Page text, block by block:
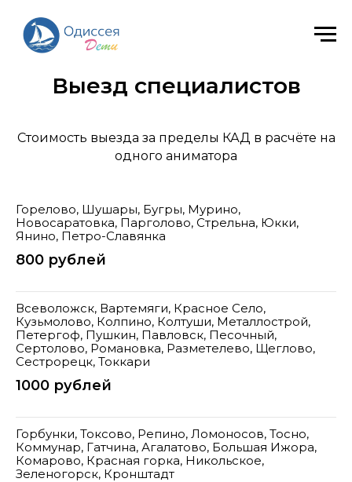
Выезд специалистов
Стоимость выезда за пределы КАД в расчёте на
одного аниматора
Горелово, Шушары, Бугры, Мурино,
Новосаратовка, Парголово, Стрельна, Юкки,
Янино, Петро-Славянка
800 рублей
Всеволожск, Вартемяги, Красное Село,
Кузьмолово, Колпино, Колтуши, Металлострой,
Петергоф, Пушкин, Павловск, Песочный,
Сертолово, Романовка, Разметелево, Щеглово,
Сестрорецк, Токкари
1000 рублей
Горбунки, Токсово, Репино, Ломоносов, Тосно,
Коммунар, Гатчина, Агалатово, Большая Ижора,
Комарово, Красная горка, Никольское,
Зеленогорск, Кронштадт